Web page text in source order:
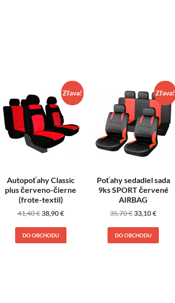
Zľava!
Autopoťahy Classic
plus červeno-čierne
(frote-textil)
41,40€ 38,90€
DO OBCHODU
Zľava!
Poťahy sedadiel sada
9ks SPORT červené
AIRBAG
35,70€33,10€
DO OBCHODU